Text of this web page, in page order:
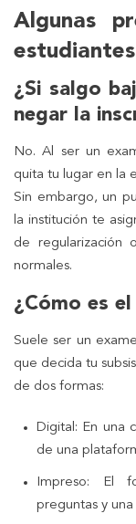
Algunas
estudiantes
¿Si salgo
negar la
No. Al ser un
quita tu lugar en la
Sin embargo, un
la institución te
de regularización
normales.
¿Cómo es
Suele ser un
que decida tu
de dos formas:
Digital: En una
de una
Impreso: El
preguntas y